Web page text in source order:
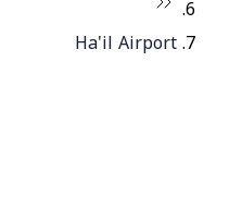
Ha'il Airport